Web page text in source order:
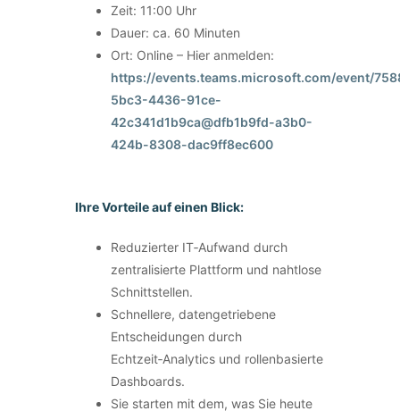
Zeit: 11:00 Uhr
Dauer: ca. 60 Minuten
Ort: Online – Hier anmelden:
https://events.teams.microsoft.com/event/
5bc3-4436-91ce-
42c341d1b9ca@dfb1b9fd-a3b0-
424b-8308-dac9ff8ec600
Ihre Vorteile auf einen Blick:
Reduzierter IT‑Aufwand durch
zentralisierte Plattform und nahtlose
Schnittstellen.
Schnellere, datengetriebene
Entscheidungen durch
Echtzeit‑Analytics und rollenbasierte
Dashboards.
Sie starten mit dem, was Sie heute